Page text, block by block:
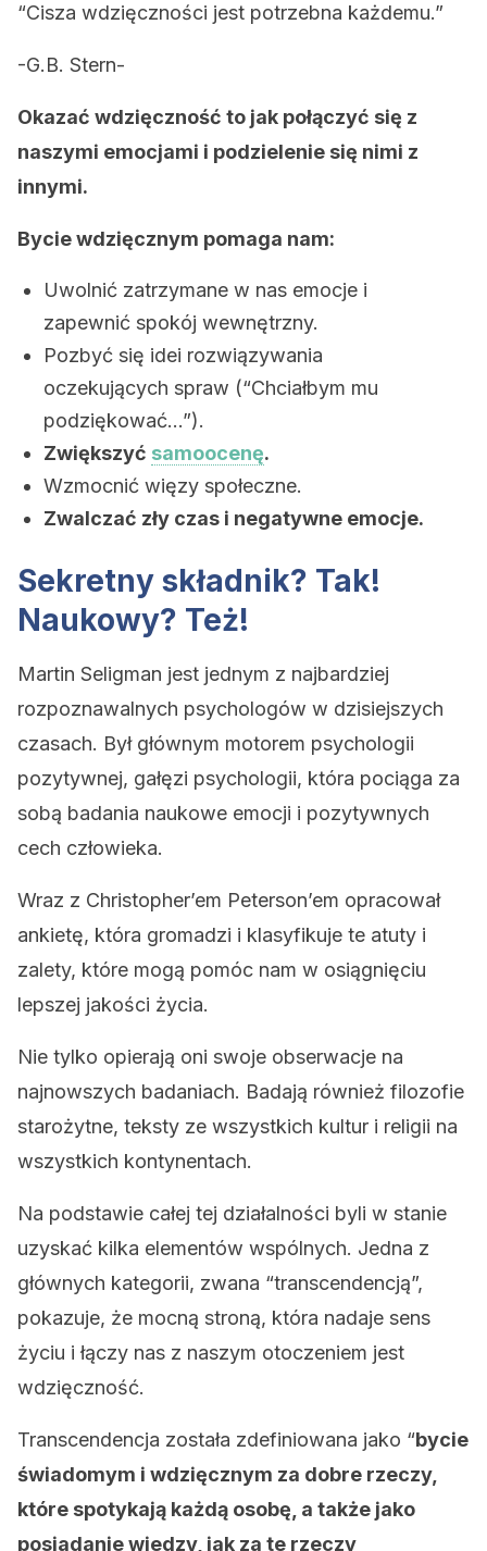
“Cisza wdzięczności jest potrzebna każdemu.”
-G.B. Stern-
Okazać wdzięczność to jak połączyć się z
naszymi emocjami i podzielenie się nimi z
innymi.
Bycie wdzięcznym pomaga nam:
Uwolnić zatrzymane w nas emocje i
zapewnić spokój wewnętrzny.
Pozbyć się idei rozwiązywania
oczekujących spraw (“Chciałbym mu
podziękować…”).
Zwiększyć samoocenę.
Wzmocnić więzy społeczne.
Zwalczać zły czas i negatywne emocje.
Sekretny składnik? Tak!
Naukowy? Też!
Martin Seligman jest jednym z najbardziej
rozpoznawalnych psychologów w dzisiejszych
czasach. Był głównym motorem psychologii
pozytywnej, gałęzi psychologii, która pociąga za
sobą badania naukowe emocji i pozytywnych
cech człowieka.
Wraz z Christopher’em Peterson’em opracował
ankietę, która gromadzi i klasyfikuje te atuty i
zalety, które mogą pomóc nam w osiągnięciu
lepszej jakości życia.
Nie tylko opierają oni swoje obserwacje na
najnowszych badaniach. Badają również filozofie
starożytne, teksty ze wszystkich kultur i religii na
wszystkich kontynentach.
Na podstawie całej tej działalności byli w stanie
uzyskać kilka elementów wspólnych. Jedna z
głównych kategorii, zwana “transcendencją”,
pokazuje, że mocną stroną, która nadaje sens
życiu i łączy nas z naszym otoczeniem jest
wdzięczność.
Transcendencja została zdefiniowana jako “bycie
świadomym i wdzięcznym za dobre rzeczy,
które spotykają każdą osobę, a także jako
posiadanie wiedzy, jak za te rzeczy